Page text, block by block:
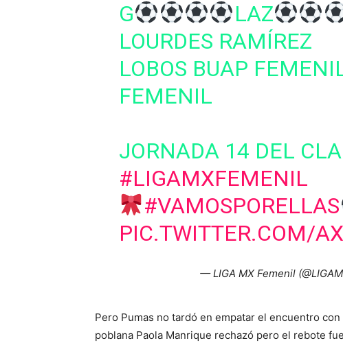
G
LAZ
LOURDES RAMÍREZ
LOBOS BUAP
FEMENIL
JORNADA 14 DEL
#LIGAMXFEMENIL
#VAMOSPORELLAS
PIC.TWITTER.COM/
— LIGA MX Femenil
Pero Pumas no tardó en empatar el encuentro
poblana Paola Manrique rechazó pero el rebote